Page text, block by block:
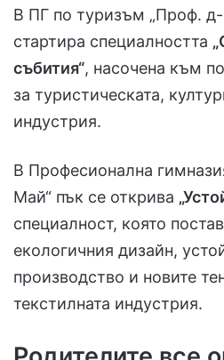
В ПГ по туризъм „Проф. д-
стартира специалността
събития“, насочена към
за туристическата,
индустрия.
В Професионална
Май“ пък се открива
специалност, която
екологичния дизайн,
производство и новите
текстилната индустрия.